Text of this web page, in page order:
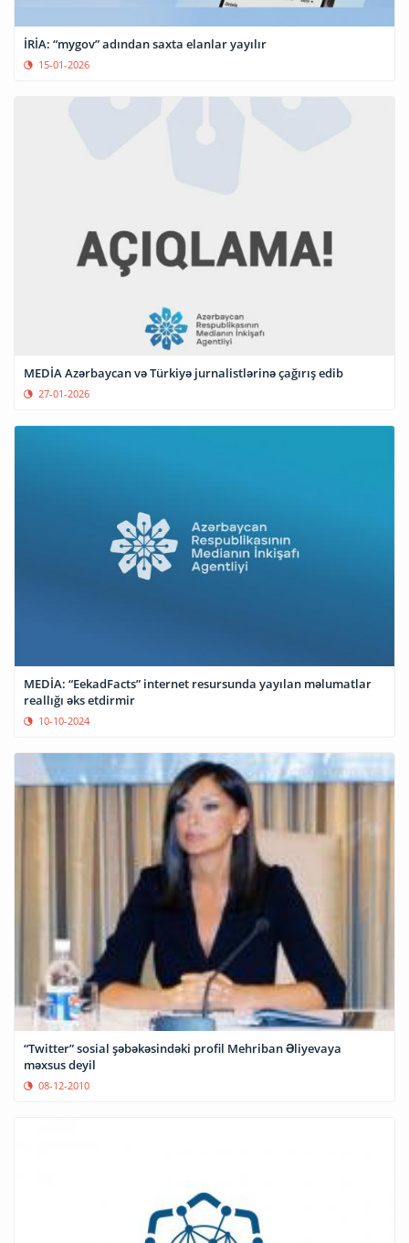
İRİA: “mygov” adından saxta elanlar yayılır
15-01-2026
MEDİA Azərbaycan və Türkiyə jurnalistlərinə çağırış edib
27-01-2026
MEDİA: “EekadFacts” internet resursunda yayılan məlumatlar
reallığı əks etdirmir
10-10-2024
“Twitter” sosial şəbəkəsindəki profil Mehriban Əliyevaya
məxsus deyil
08-12-2010